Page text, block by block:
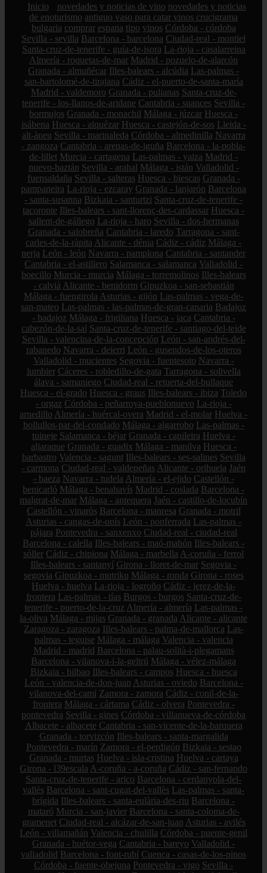
Inicio novedades y noticias de vino novedades y noticias
de enoturismo antiguo vaso para catar vinos crucigrama
bulgaria comprar espana tipo vinos Córdoba - córdoba
Sevilla - sevilla Barcelona - barcelona Ciudad-real - montiel
Santa-cruz-de-tenerife - guía-de-isora La-rioja - casalarreina
Almería - roquetas-de-mar Madrid - pozuelo-de-alarcón
Granada - almuñécar Illes-balears - alcúdia Las-palmas -
san-bartolomé-de-tirajana Cádiz - el-puerto-de-santa-maría
Madrid - valdemoro Granada - pulianas Santa-cruz-de-
tenerife - los-llanos-de-aridane Cantabria - suances Sevilla -
bormujos Granada - monachil Málaga - júzcar Huesca -
isábena Huesca - alquézar Huesca - castejón-de-sos Lleida -
alt-àneu Sevilla - marinaleda Córdoba - almedinilla Navarra
- zangoza Cantabria - arenas-de-iguña Barcelona - la-pobla-
de-lillet Murcia - cartagena Las-palmas - yaiza Madrid -
nuevo-baztán Sevilla - arahal Málaga - istán Valladolid -
fuensaldaña Sevilla - salteras Huesca - biescas Granada -
pampaneira La-rioja - ezcaray Granada - lanjarón Barcelona
- santa-susanna Bizkaia - santurtzi Santa-cruz-de-tenerife -
tacoronte Illes-balears - sant-llorenç-des-cardassar Huesca -
sallent-de-gállego La-rioja - haro Sevilla - dos-hermanas
Granada - salobreña Cantabria - laredo Tarragona - sant-
carles-de-la-ràpita Alicante - dénia Cádiz - cádiz Málaga -
nerja León - león Navarra - pamplona Cantabria - santander
Cantabria - el-astillero Salamanca - salamanca Valladolid -
boecillo Murcia - murcia Málaga - torremolinos Illes-balears
- calvià Alicante - benidorm Gipuzkoa - san-sebastián
Málaga - fuengirola Asturias - gijón Las-palmas - vega-de-
san-mateo Las-palmas - las-palmas-de-gran-canaria Badajoz
- badajoz Málaga - frigiliana Huesca - jaca Cantabria -
cabezón-de-la-sal Santa-cruz-de-tenerife - santiago-del-teide
Sevilla - valencina-de-la-concepción León - san-andrés-del-
rabanedo Navarra - deierri León - gusendos-de-los-oteros
Valladolid - mucientes Segovia - fuentesoto Navarra -
lumbier Cáceres - robledillo-de-gata Tarragona - solivella
álava - samaniego Ciudad-real - retuerta-del-bullaque
Huesca - el-grado Huesca - graus Illes-balears - ibiza Toledo
- orgaz Córdoba - peñarroya-pueblonuevo La-rioja -
arnedillo Almería - huércal-overa Madrid - el-molar Huelva -
bollullos-par-del-condado Málaga - algarrobo Las-palmas -
tuineje Salamanca - béjar Granada - capileira Huelva -
aljaraque Granada - guadix Málaga - manilva Huesca -
barbastro Valencia - sagunt Illes-balears - ses-salines Sevilla
- carmona Ciudad-real - valdepeñas Alicante - orihuela Jaén
- baeza Navarra - tudela Almería - el-ejido Castellón -
benicarló Málaga - benahavís Madrid - coslada Barcelona -
malgrat-de-mar Málaga - antequera Jaén - castillo-de-locubín
Castellón - vinaròs Barcelona - manresa Granada - motril
Asturias - cangas-de-onís León - ponferrada Las-palmas -
pájara Pontevedra - sanxenxo Ciudad-real - ciudad-real
Barcelona - calella Illes-balears - maó-mahón Illes-balears -
sóller Cádiz - chipiona Málaga - marbella A-coruña - ferrol
Illes-balears - santanyí Girona - lloret-de-mar Segovia -
segovia Gipuzkoa - mutriku Málaga - ronda Girona - roses
Huelva - huelva La-rioja - logroño Cádiz - jerez-de-la-
frontera Las-palmas - tías Burgos - burgos Santa-cruz-de-
tenerife - puerto-de-la-cruz Almería - almería Las-palmas -
la-oliva Málaga - mijas Granada - granada Alicante - alicante
Zaragoza - zaragoza Illes-balears - palma-de-mallorca Las-
palmas - teguise Málaga - málaga Valencia - valencia
Madrid - madrid Barcelona - palau-solità-i-plegamans
Barcelona - vilanova-i-la-geltrú Málaga - vélez-málaga
Bizkaia - bilbao Illes-balears - campos Huesca - huesca
León - valencia-de-don-juan Asturias - oviedo Barcelona -
vilanova-del-camí Zamora - zamora Cádiz - conil-de-la-
frontera Málaga - cártama Cádiz - olvera Pontevedra -
pontevedra Sevilla - gines Córdoba - villanueva-de-córdoba
Albacete - albacete Cantabria - san-vicente-de-la-barquera
Granada - torvizcón Illes-balears - santa-margalida
Pontevedra - marín Zamora - el-perdigón Bizkaia - sestao
Granada - murtas Huelva - isla-cristina Huelva - cartaya
Girona - l39escala A-coruña - a-coruña Cádiz - san-fernando
Santa-cruz-de-tenerife - arico Barcelona - cerdanyola-del-
vallès Barcelona - sant-cugat-del-vallès Las-palmas - santa-
brígida Illes-balears - santa-eulària-des-riu Barcelona -
mataró Murcia - san-javier Barcelona - santa-coloma-de-
gramenet Ciudad-real - alcázar-de-san-juan Asturias - avilés
León - villamañán Valencia - chulilla Córdoba - puente-genil
Granada - huétor-vega Cantabria - bareyo Valladolid -
valladolid Barcelona - font-rubí Cuenca - casas-de-los-pinos
Córdoba - fuente-obejuna Pontevedra - vigo Sevilla -